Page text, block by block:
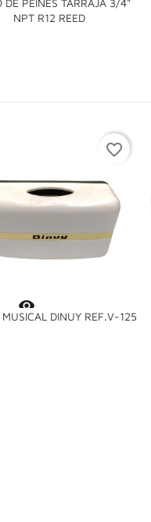
NPT R12 REED

MUSICAL DINUY REF.V-125

favorite_border